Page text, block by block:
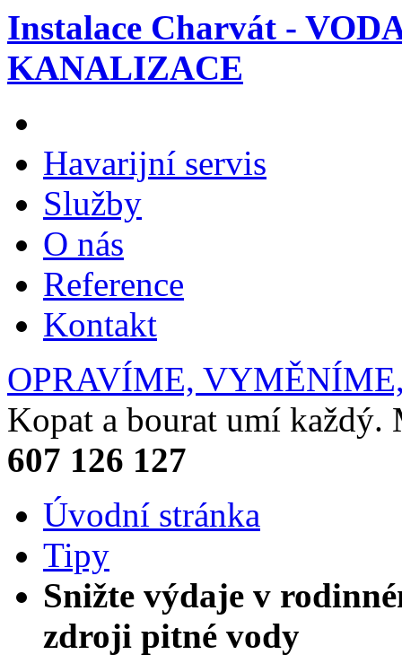
Instalace Charvát -
KANALIZACE
Havarijní servis
Služby
O nás
Reference
Kontakt
OPRAVÍME,
Kopat a bourat umí
607 126 127
Úvodní stránka
Tipy
Snižte výdaje v
zdroji pitné vody